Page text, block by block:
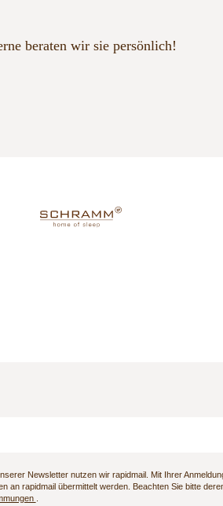
beraten wir sie persönlich!
Newsletter nutzen wir rapidmail. Mit Ihrer
an rapidmail übermittelt werden. Beachten Sie bitte